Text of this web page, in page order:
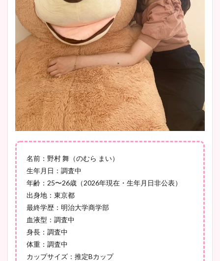
ニット衣装まとめ！美足の筋
肉も凄い！
鈴木唯の太ってた時の体重が
ヤバすぎww原因や痩せたダ
イエット方は？昔と現在を画
像比較！
豊島実季アナのカップ画像ま
とめ！美脚や水着姿に年齢も
宇賀神メグアナのニット画像
まとめ！足も美脚でカップも
名前：野村 舞（のむら まい）
生年月日：調査中
年齢：25〜26歳（2026年現在・生年月日非公表）
出身地：東京都
最終学歴：明治大学商学部
血液型：調査中
身長：調査中
体重：調査中
カップサイズ：推定Bカップ